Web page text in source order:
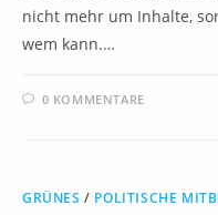
nicht mehr um Inhalte,
wem kann.…
0 KOMMENTARE
GRÜNES / POLITISCHE